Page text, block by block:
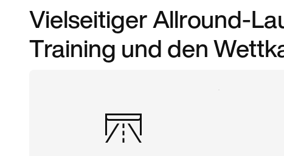
Vielseitiger Allround-
Training und den